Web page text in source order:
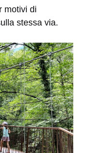
motivi di
stessa via.